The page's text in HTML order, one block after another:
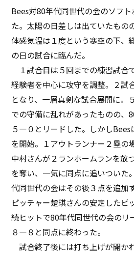
Bees対80年代同世代の会のソフ
た。太陽の日差しは出ていたもの
体感気温は１度という寒空の下、
の日の試合に臨んだ。
１試合目は５回までの練習試合
経験者を中心に攻守を調整。２試
となり、一層真剣な試合展開に。
での守備に乱れがあったものの、
５―０とリードした。しかしBees
を開始。１アウトランナー２塁の
中村さんが２ランホームランを放
を奪い、一気に同点に追いついた
代同世代の会はその後３点を追加
ピッチャー楚琪さんの安定したピ
続ヒットで80年代同世代の会のリ
８―８と同点に終わった。
試合終了後には打ち上げが開か